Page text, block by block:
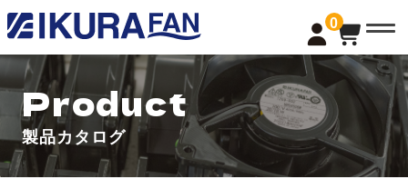
0
t
o
g
l
e
a
v
i
g
a
Product
製品カタログ